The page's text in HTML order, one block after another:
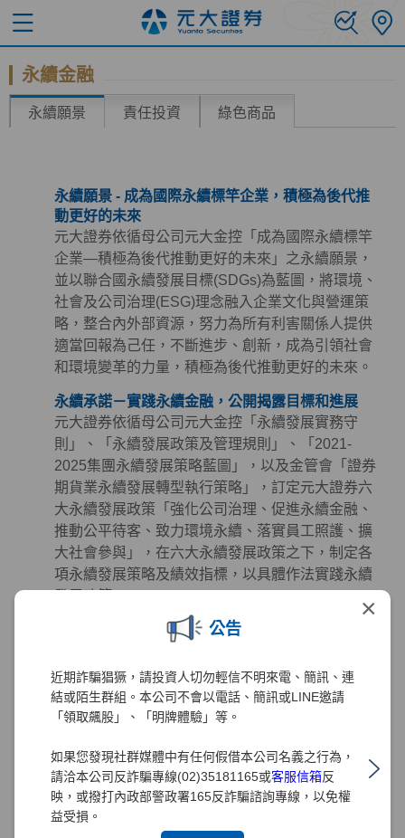
×
公告
近期詐騙猖獗，請投資人切勿輕信不明來電、簡訊、連
結或陌生群組。本公司不會以電話、簡訊或LINE邀請
「領取飆股」、「明牌體驗」等。
如果您發現社群媒體中有任何假借本公司名義之行為，
請洽本公司反詐騙專線(02)35181165或客服信箱反
映，或撥打內政部警政署165反詐騙諮詢專線，以免權
益受損。
永續金融
永續願景 責任投資 綠色商品
永續願景 - 成為國際永續標竿企業，積極為後代推
動更好的未來
元大證券依循母公司元大金控「成為國際永續標竿
企業—積極為後代推動更好的未來」之永續願景，
並以聯合國永續發展目標(SDGs)為藍圖，將環境、
社會及公司治理(ESG)理念融入企業文化與營運策
略，整合內外部資源，努力為所有利害關係人提供
適當回報為己任，不斷進步、創新，成為引領社會
和環境變革的力量，積極為後代推動更好的未來。
永續承諾－實踐永續金融，公開揭露目標和進展
元大證券依循母公司元大金控「永續發展實務守
則」、「永續發展政策及管理規則」、「2021-
2025集團永續發展策略藍圖」，以及金管會「證券
期貨業永續發展轉型執行策略」，訂定元大證券六
大永續發展政策「強化公司治理、促進永續金融、
推動公平待客、致力環境永續、落實員工照護、擴
大社會參與」，在六大永續發展政策之下，制定各
項永續發展策略及績效指標，以具體作法實踐永續
永續金融 - 掌握先機、創造財富、誠信服務、保障
元大證券致力於提供投資人創新與高品質的金融服
務且從未懈怠，多年來秉持著「掌握先機、創造財
富、誠信服務、保障權益」的經營理念努力，在深
司治理、客戶權益、員工照護、環境永續及社會公
益等領域的正向發展。元大證券同時正視氣候及社
會變遷帶來的風險、機會與挑戰，透過長期規劃並
系統性地投入永續作為於金融商品及服務，以對社